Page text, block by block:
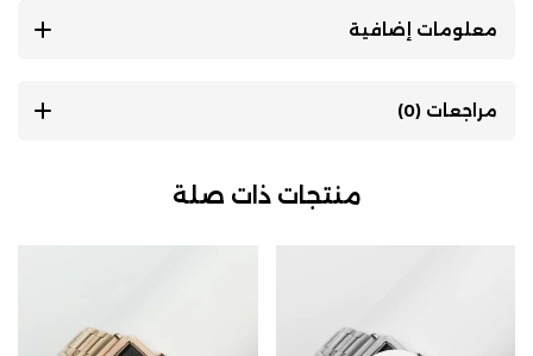
معلومات إضافية
مراجعات (0)
منتجات ذات صلة